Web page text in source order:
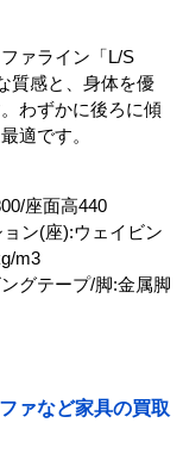
ァライン「L/S
質感と、身体を優
わずかに後ろに傾
適です。
座面高440
ン(座):ウェイビン
m3
グテープ/脚:金属脚
ァなど家具の買取